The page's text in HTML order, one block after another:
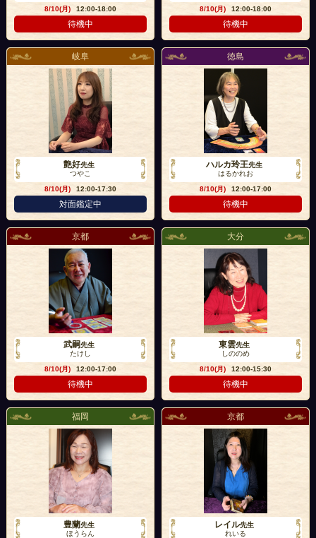
8/10(月)
12:00-18:00
待機中
8/10(月)
12:00-18:00
待機中
岐阜
艶好先生
つやこ
8/10(月)
12:00-17:30
対面鑑定中
徳島
ハルカ玲王先生
はるかれお
8/10(月)
12:00-17:00
待機中
京都
武嗣先生
たけし
8/10(月)
12:00-17:00
待機中
大分
東雲先生
しののめ
8/10(月)
12:00-15:30
待機中
福岡
豊蘭先生
ほうらん
京都
レイル先生
れいる